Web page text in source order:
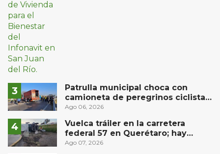
Patrulla municipal choca con
camioneta de peregrinos ciclistas
en la autopista México-Querétaro
Ago 06, 2026
Vuelca tráiler en la carretera
federal 57 en Querétaro; hay
derrame de combustible
Ago 07, 2026